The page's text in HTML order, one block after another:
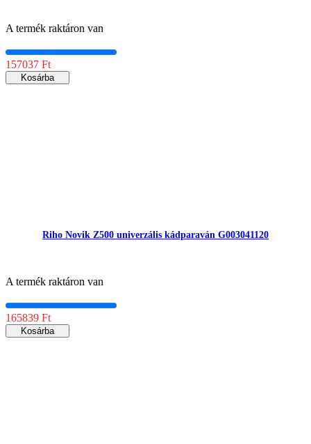
A termék raktáron van
157037 Ft
Kosárba
Riho Novik Z500 univerzális kádparaván G003041120
A termék raktáron van
165839 Ft
Kosárba